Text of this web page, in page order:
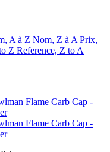
A à Z Nom, Z à A Prix,
Z Reference, Z to A